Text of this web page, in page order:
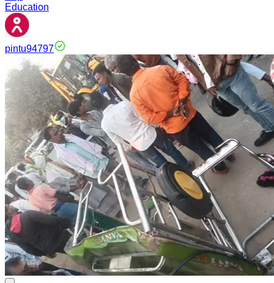
Education
pintu94797